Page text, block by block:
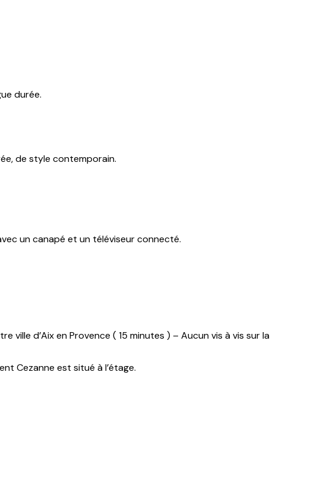
durée.
de style contemporain.
un canapé et un téléviseur connecté.
d’Aix en Provence ( 15 minutes ) – Aucun vis à vis sur la
Cezanne est situé à l’étage.